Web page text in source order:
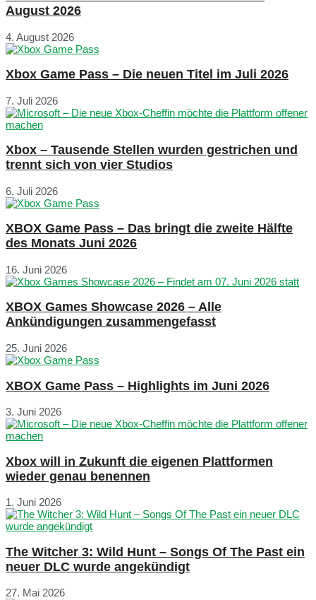
August 2026
4. August 2026
Xbox Game Pass – Die neuen Titel im Juli 2026
7. Juli 2026
Xbox – Tausende Stellen wurden gestrichen und
trennt sich von vier Studios
6. Juli 2026
XBOX Game Pass – Das bringt die zweite Hälfte
des Monats Juni 2026
16. Juni 2026
XBOX Games Showcase 2026 – Alle
Ankündigungen zusammengefasst
25. Juni 2026
XBOX Game Pass – Highlights im Juni 2026
3. Juni 2026
Xbox will in Zukunft die eigenen Plattformen
wieder genau benennen
1. Juni 2026
The Witcher 3: Wild Hunt – Songs Of The Past ein
neuer DLC wurde angekündigt
27. Mai 2026